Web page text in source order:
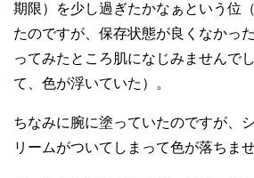
期限）を少し過ぎたかなぁという位
たのですが、保存状態が良くなかっ
ってみたところ肌になじみませんで
て、色が浮いていた）。
ちなみに腕に塗っていたのですが、
リームがついてしまって色が落ちま